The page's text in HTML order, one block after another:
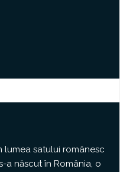
lumea satului românesc
a născut în România, o